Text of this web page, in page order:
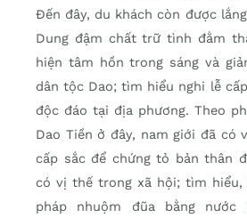
Đến đây, du khách còn được
Dung đậm chất trữ tình đằm
hiện tâm hồn trong sáng và
dân tộc Dao; tìm hiểu nghi lễ
độc đáo tại địa phương. Theo
Dao Tiền ở đây, nam giới đã có
cấp sắc để chứng tỏ bản thân
có vị thế trong xã hội; tìm hiểu,
pháp nhuộm đũa bằng